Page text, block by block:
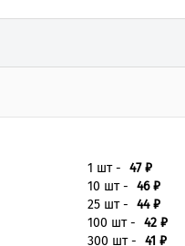
1 шт - 47 ₽
10 шт - 46 ₽
25 шт - 44 ₽
100 шт - 42 ₽
300 шт - 41 ₽